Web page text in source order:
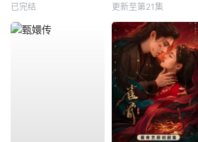
已完结 更新至第21集